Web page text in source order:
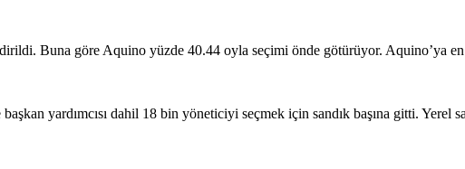
Buna göre Aquino yüzde 40.44 oyla seçimi önde götürüyor. Aquino’ya
yardımcısı dahil 18 bin yöneticiyi seçmek için sandık başına gitti. Yerel